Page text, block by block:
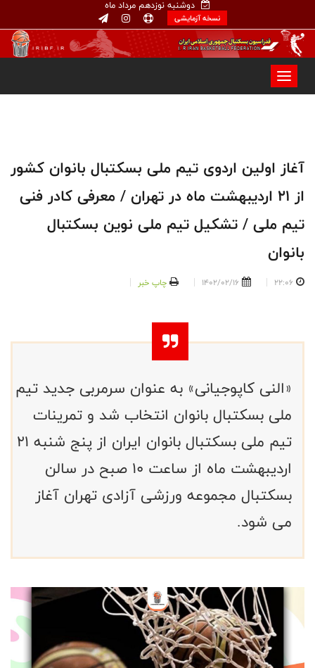
دوشنبه نوزدهم مرداد ماه
نسخه آزمایشی
آغاز اولین اردوی تیم ملی بسکتبال بانوان کشور
از ۲۱ اردیبهشت ماه در تهران / معرفی کادر فنی
تیم ملی / تشکیل تیم ملی نوین بسکتبال
بانوان
22:06
1402/02/16 چاپ خبر
«النی کاپوجیانی» به عنوان سرمربی جدید تیم
ملی بسکتبال بانوان انتخاب شد و تمرینات
تیم ملی بسکتبال بانوان ایران از پنج شنبه ۲۱
اردیبهشت ماه از ساعت ۱۰ صبح در سالن
بسکتبال مجموعه ورزشی آزادی تهران آغاز
می شود.